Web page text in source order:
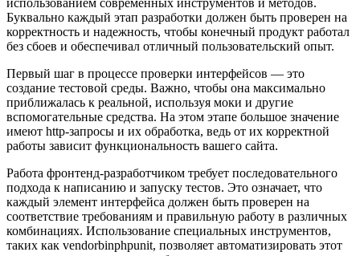
Буквально каждый этап разработки должен быть проверен на
корректность и надежность, чтобы конечный продукт работал
без сбоев и обеспечивал отличный пользовательский опыт.
Первый шаг в процессе проверки интерфейсов — это
создание тестовой среды. Важно, чтобы она максимально
приближалась к реальной, используя моки и другие
вспомогательные средства. На этом этапе большое значение
имеют http-запросы и их обработка, ведь от их корректной
работы зависит функциональность вашего сайта.
Работа фронтенд-разработчиком требует последовательного
подхода к написанию и запуску тестов. Это означает, что
каждый элемент интерфейса должен быть проверен на
соответствие требованиям и правильную работу в различных
комбинациях. Использование специальных инструментов,
таких как vendorbinphpunit, позволяет автоматизировать этот